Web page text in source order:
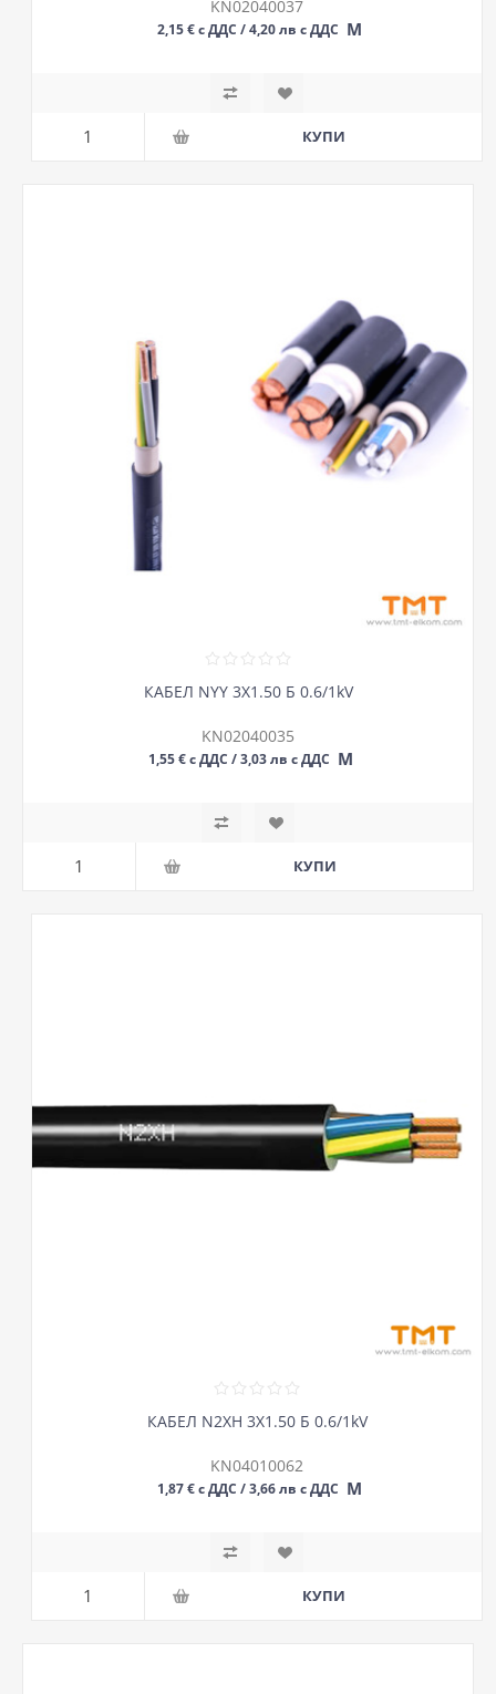
KN02040037
2,15 € с ДДС / 4,20 лв с ДДС М
КАБЕЛ NYY 3Х1.50 Б 0.6/1kV
KN02040035
1,55 € с ДДС / 3,03 лв с ДДС М
КАБЕЛ N2XH 3Х1.50 Б 0.6/1kV
KN04010062
1,87 € с ДДС / 3,66 лв с ДДС М